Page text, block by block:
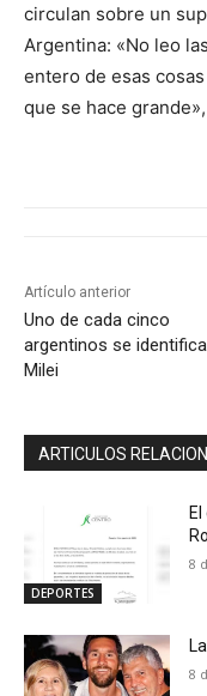
circulan sobre un
Argentina: «No leo
entero de esas
que se hace
Artículo anterior
Uno de cada cinco
argentinos se
Milei
ARTICULOS
DEPORTES
8
8